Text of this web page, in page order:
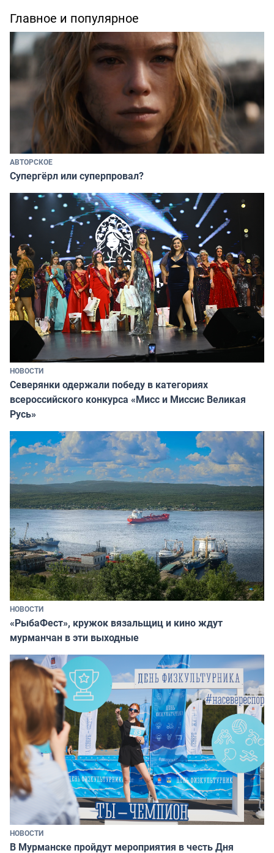
Главное и популярное
АВТОРСКОЕ
Супергёрл или суперпровал?
НОВОСТИ
Северянки одержали победу в категориях
всероссийского конкурса «Мисс и Миссис Великая
Русь»
НОВОСТИ
«РыбаФест», кружок вязальщиц и кино ждут
мурманчан в эти выходные
НОВОСТИ
В Мурманске пройдут мероприятия в честь Дня